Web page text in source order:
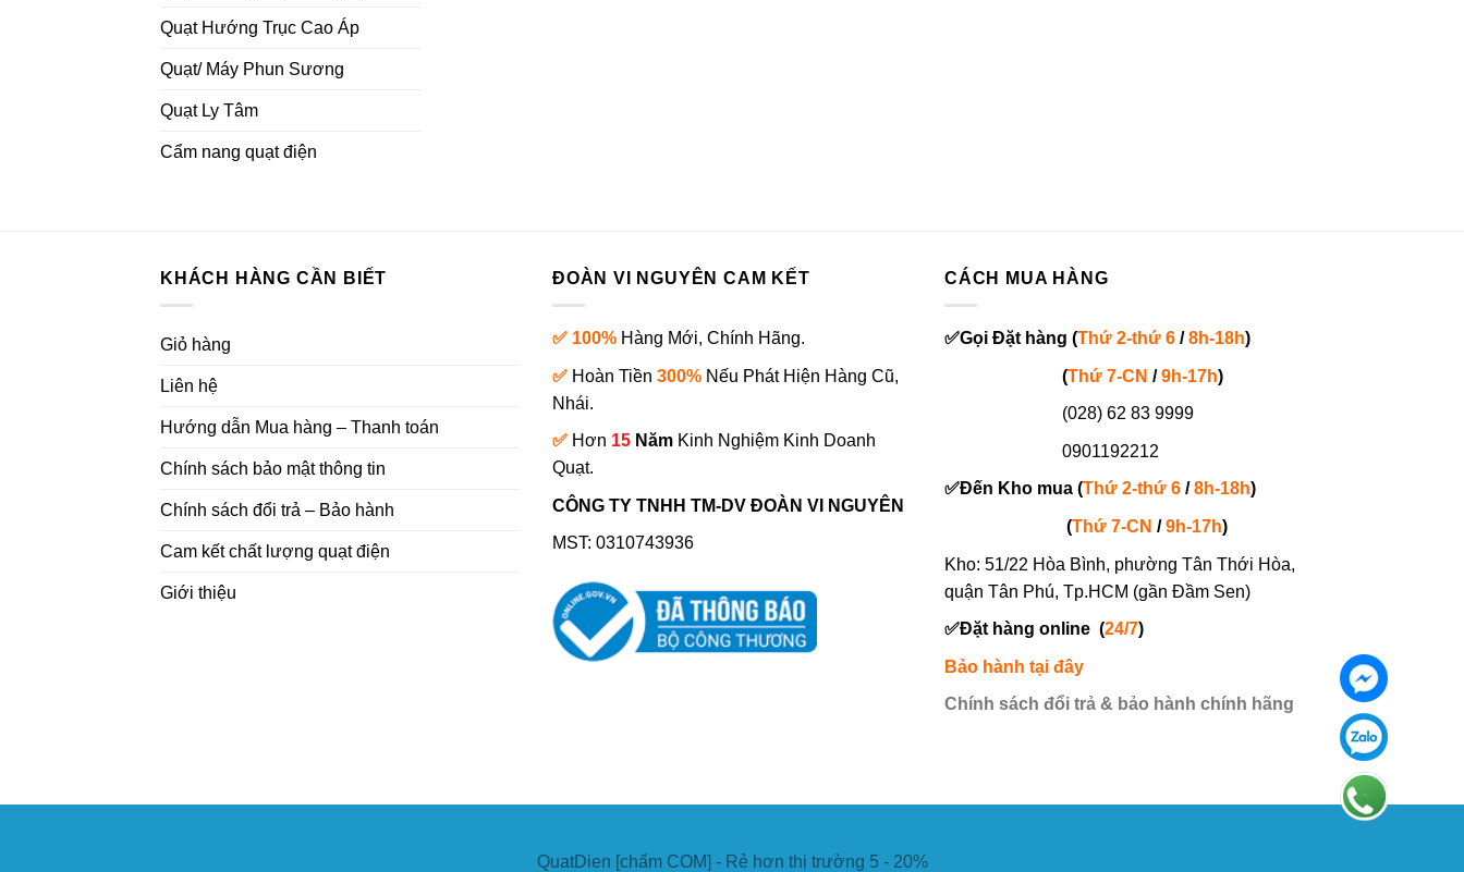
Quạt Hướng Trục Cao Áp
Quạt/ Máy Phun Sương
Quạt Ly Tâm
Cẩm nang quạt điện
KHÁCH HÀNG CẦN BIẾT
Giỏ hàng
Liên hệ
Hướng dẫn Mua hàng – Thanh toán
Chính sách bảo mật thông tin
Chính sách đổi trả – Bảo hành
Cam kết chất lượng quạt điện
Giới thiệu
ĐOÀN VI NGUYÊN CAM KẾT
✅ 100% Hàng Mới, Chính Hãng.
✅ Hoàn Tiền 300% Nếu Phát Hiện Hàng Cũ,
Nhái.
✅ Hơn 15 Năm Kinh Nghiệm Kinh Doanh
Quạt.
CÔNG TY TNHH TM-DV ĐOÀN VI NGUYÊN
MST: 0310743936
CÁCH MUA HÀNG
✅Gọi Đặt hàng (Thứ 2-thứ 6 /8h-18h)
(Thứ 7-CN /9h-17h)
(028) 62 83 9999
0901192212
✅Đến Kho mua (Thứ 2-thứ 6 /8h-18h)
(Thứ 7-CN /9h-17h)
Kho: 51/22 Hòa Bình, phường Tân Thới Hòa,
quận Tân Phú, Tp.HCM (gần Đầm Sen)
✅Đặt hàng online (24/7)
Bảo hành tại đây
Chính sách đổi trả & bảo hành chính hãng
QuatDien [chấm COM] - Rẻ hơn thị trường 5 - 20%